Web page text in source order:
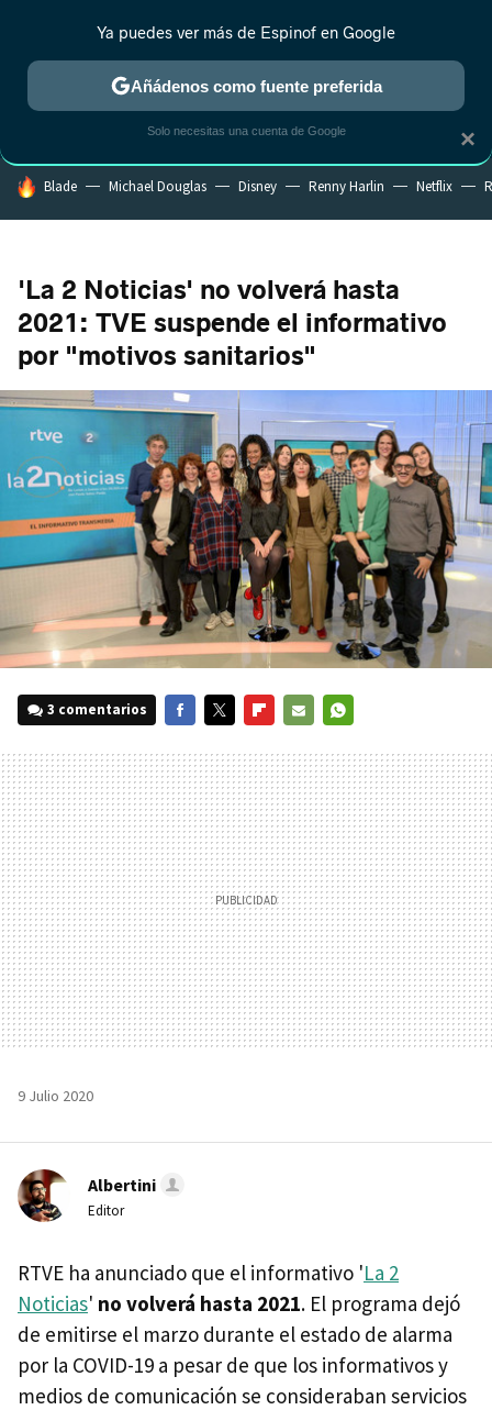
ESTRENOS REALITY ANIME RANKINGS CINE
HOY SE HABLA DE
Blade Michael Douglas Disney Renny Harlin Netflix
'La 2 Noticias' no volverá hasta
2021: TVE suspende el informativo
por "motivos sanitarios"
3 comentarios
MAIL
9 Julio 2020
Albertini
Editor
RTVE ha anunciado que el informativo 'La 2
Noticias' no volverá hasta 2021. El programa dejó
de emitirse el marzo durante el estado de alarma
por la COVID-19 a pesar de que los informativos y
medios de comunicación se consideraban servicios
×
Ya puedes ver más de Espinof en Google
Añádenos como fuente preferida
Solo necesitas una cuenta de Google